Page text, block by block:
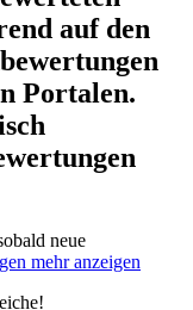
auf den
Portalen.
neue
mehr anzeigen